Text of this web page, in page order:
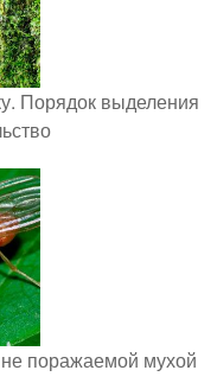
Порядок выделения
поражаемой мухой